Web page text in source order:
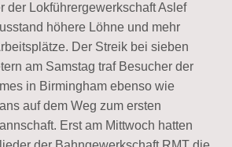
der Lokführergewerkschaft Aslef
höhere Löhne und mehr
Der Streik bei sieben
am Samstag traf Besucher der
in Birmingham ebenso wie
auf dem Weg zum ersten
Erst am Mittwoch hatten